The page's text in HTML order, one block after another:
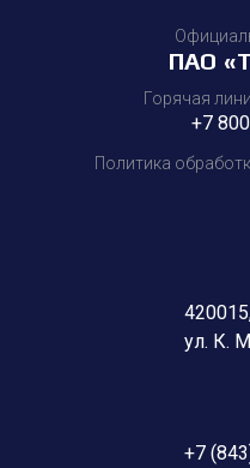
ПАО
Горячая
+7
Политика
ул. К.
+7